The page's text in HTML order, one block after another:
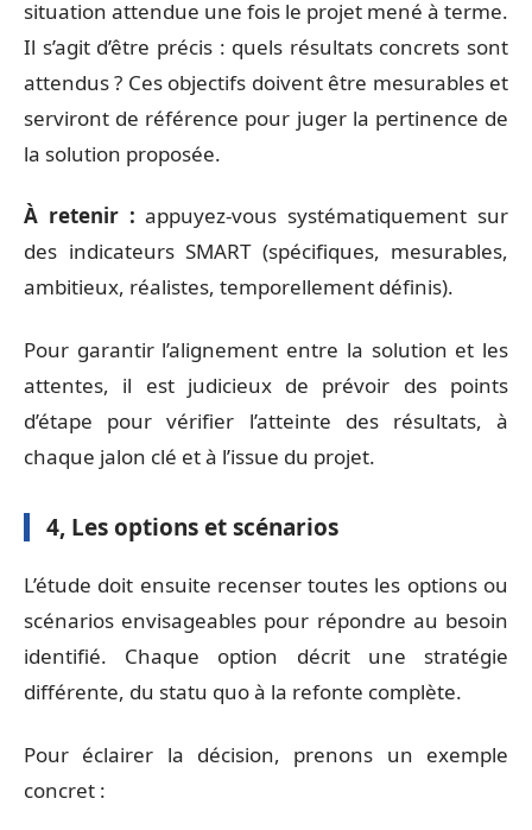
situation attendue une fois le projet mené à terme.
Il s’agit d’être précis : quels résultats concrets sont
attendus ? Ces objectifs doivent être mesurables et
serviront de référence pour juger la pertinence de
la solution proposée.
À retenir : appuyez-vous systématiquement sur
des indicateurs SMART (spécifiques, mesurables,
ambitieux, réalistes, temporellement définis).
Pour garantir l’alignement entre la solution et les
attentes, il est judicieux de prévoir des points
d’étape pour vérifier l’atteinte des résultats, à
chaque jalon clé et à l’issue du projet.
4, Les options et scénarios
L’étude doit ensuite recenser toutes les options ou
scénarios envisageables pour répondre au besoin
identifié. Chaque option décrit une stratégie
différente, du statu quo à la refonte complète.
Pour éclairer la décision, prenons un exemple
concret :